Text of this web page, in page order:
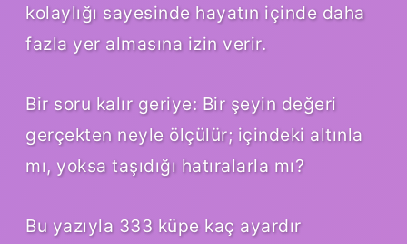
kolaylığı sayesinde hayatın içinde daha
fazla yer almasına izin verir.
Bir soru kalır geriye: Bir şeyin değeri
gerçekten neyle ölçülür; içindeki altınla
mı, yoksa taşıdığı hatıralarla mı?
Bu yazıyla 333 küpe kaç ayardır